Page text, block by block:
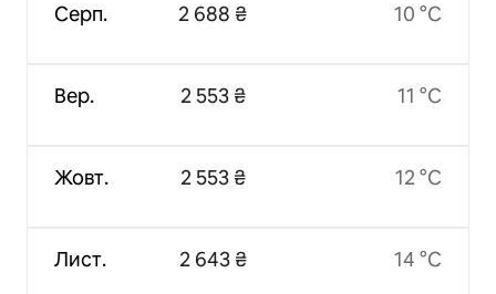
Серп.
Вер.
Жовт.
Лист.
2 688 ₴
2 553 ₴
2 553 ₴
2 643 ₴
10 °C
11 °C
12 °C
14 °C